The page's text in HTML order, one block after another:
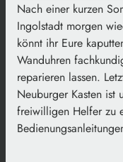
Nach einer kurzen
Ingolstadt morgen
könnt ihr Eure
Wanduhren
reparieren lassen.
Neuburger Kasten ist
freiwilligen Helfer zu